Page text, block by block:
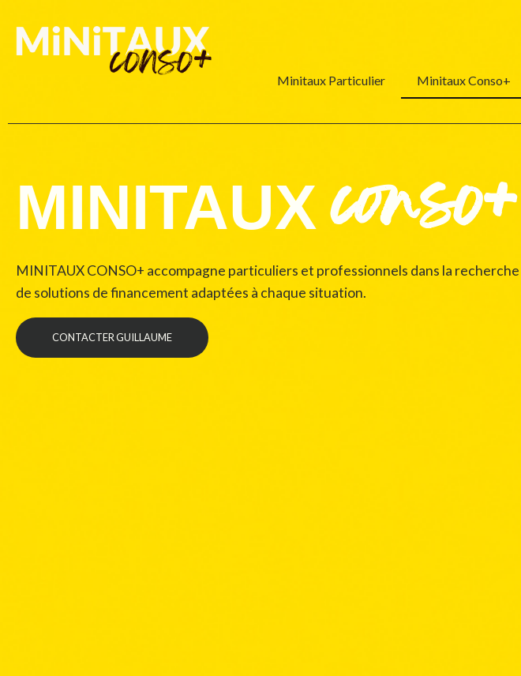
Minitaux Particulier Minitaux Conso+
MINITAUX conso+
MINITAUX CONSO+ accompagne particuliers et professionnels dans la recherche
de solutions de financement adaptées à chaque situation.
CONTACTER GUILLAUME